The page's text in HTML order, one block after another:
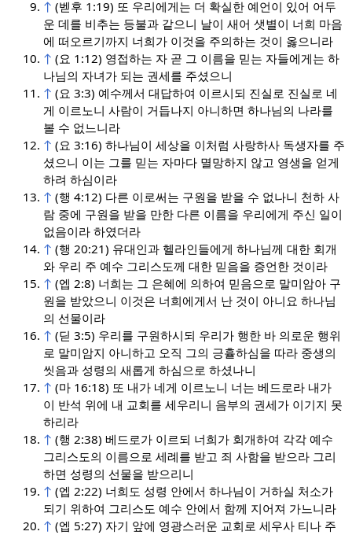
↑ (벧후 1:19) 또 우리에게는 더 확실한 예언이 있어 어두
운 데를 비추는 등불과 같으니 날이 새어 샛별이 너희 마음
에 떠오르기까지 너희가 이것을 주의하는 것이 옳으니라
↑ (요 1:12) 영접하는 자 곧 그 이름을 믿는 자들에게는 하
나님의 자녀가 되는 권세를 주셨으니
↑ (요 3:3) 예수께서 대답하여 이르시되 진실로 진실로 네
게 이르노니 사람이 거듭나지 아니하면 하나님의 나라를
볼 수 없느니라
↑ (요 3:16) 하나님이 세상을 이처럼 사랑하사 독생자를 주
셨으니 이는 그를 믿는 자마다 멸망하지 않고 영생을 얻게
하려 하심이라
↑ (행 4:12) 다른 이로써는 구원을 받을 수 없나니 천하 사
람 중에 구원을 받을 만한 다른 이름을 우리에게 주신 일이
없음이라 하였더라
↑ (행 20:21) 유대인과 헬라인들에게 하나님께 대한 회개
와 우리 주 예수 그리스도께 대한 믿음을 증언한 것이라
↑ (엡 2:8) 너희는 그 은혜에 의하여 믿음으로 말미암아 구
원을 받았으니 이것은 너희에게서 난 것이 아니요 하나님
의 선물이라
↑ (딛 3:5) 우리를 구원하시되 우리가 행한 바 의로운 행위
로 말미암지 아니하고 오직 그의 긍휼하심을 따라 중생의
씻음과 성령의 새롭게 하심으로 하셨나니
↑ (마 16:18) 또 내가 네게 이르노니 너는 베드로라 내가
이 반석 위에 내 교회를 세우리니 음부의 권세가 이기지 못
하리라
↑ (행 2:38) 베드로가 이르되 너희가 회개하여 각각 예수
그리스도의 이름으로 세례를 받고 죄 사함을 받으라 그리
하면 성령의 선물을 받으리니
↑ (엡 2:22) 너희도 성령 안에서 하나님이 거하실 처소가
되기 위하여 그리스도 예수 안에서 함께 지어져 가느니라
↑ (엡 5:27) 자기 앞에 영광스러운 교회로 세우사 티나 주